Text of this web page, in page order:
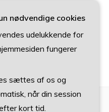
nødvendige cookies
udelukkende for
fungerer
sættes af os og
når din session
kort tid.